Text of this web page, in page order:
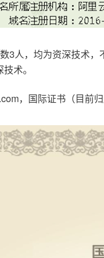
3人，均为资深技术
术。
，国际证书（目前归